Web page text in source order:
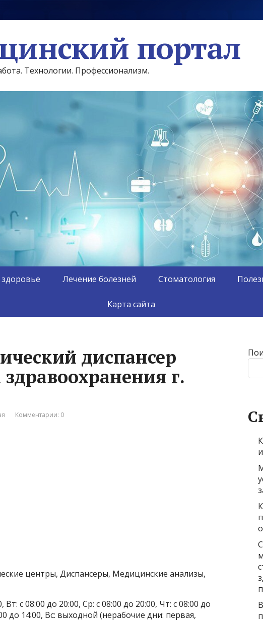
портал
Технологии. Профессионализм.
Лечение болезней Стоматология
Карта сайта
диспансер
г.
Комментарии: 0
центры, Диспансеры, Медицинские анализы,
с 08:00 до 20:00, Ср: с 08:00 до 20:00, Чт: с 08:00 до
до 14:00, Вс: выходной (нерабочие дни: первая,